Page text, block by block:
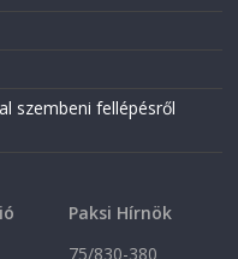
szembeni fellépésről
Paksi Hírnök
75/830-380